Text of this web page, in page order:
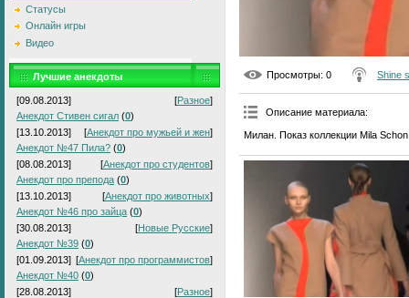
Статусы
Онлайн игры
Видео
Лучшие анекдоты
[09.08.2013] [Разное]
Анекдот Стивен сигал (0)
[13.10.2013]
[Анекдот про мужьей и жен]
Анекдот №47 Пила? (0)
[08.08.2013]
[Анекдот про студентов]
Анекдот про препода (0)
[13.10.2013]
[Анекдот про животных]
Анекдот №46 про зайца (0)
[30.08.2013]
[Новые Русские]
Анекдот №39 (0)
[01.09.2013] [Анекдот про программистов]
Анекдот №40 (0)
[28.08.2013]
[Разное]
Просмотры: 0 Shine
Описание материала:
Милан. Показ коллекции Mila